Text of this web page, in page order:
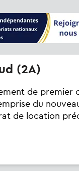
(2A)
de premier
du
de location